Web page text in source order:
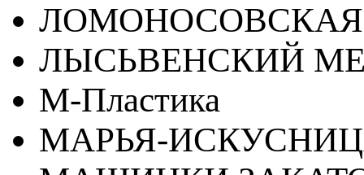
ЛЫСЬВЕНСКИЙ
М-Пластика
МАРЬЯ-